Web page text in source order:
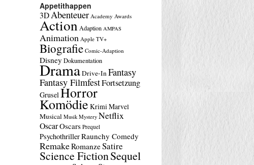
Appetithappen
3DAbenteuer Academy Awards
Action Adaption AMPAS
Animation Apple TV+
Biografie Comic-Adaption
Disney Dokumentation
DramaDrive-InFantasy
Fantasy FilmfestFortsetzung
GruselHorror
Komödie KrimiMarvel
Musical Musik Mystery Netflix
OscarOscars Prequel
PsychothrillerRaunchy Comedy
RemakeRomanzeSatire
Science FictionSequel